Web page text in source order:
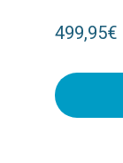
499,95€